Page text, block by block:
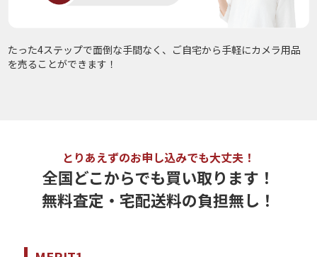
たった4ステップで面倒な手間なく、ご自宅から手軽にカメラ用品
を売ることができます！
とりあえずのお申し込みでも大丈夫！
全国どこからでも買い取ります！
無料査定・宅配送料の負担無し！